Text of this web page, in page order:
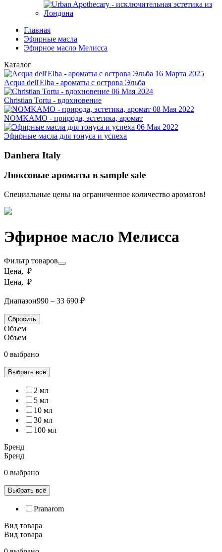
Главная
Эфирные масла
Эфирное масло Мелисса
Каталог
16 Марта 2025
Acqua dell'Elba - ароматы с острова Эльба
06 Мая 2024
Christian Tortu - вдохновение
08 Мая 2022
NOMKAMO - природа, эстетика, аромат
06 Мая 2022
Эфирные масла для тонуса и успеха
Danhera Italy
Люксовые ароматы в sample sale
Специальные цены на ограниченное количество ароматов!
Эфирное масло Мелисса
Фильтр товаров
Цена, ₽
Цена, ₽
Диапазон990 – 33 690 ₽
Сбросить
Объем
Объем
0 выбрано
Выбрать всё
2 мл
5 мл
10 мл
30 мл
100 мл
Бренд
Бренд
0 выбрано
Выбрать всё
Pranarom
Вид товара
Вид товара